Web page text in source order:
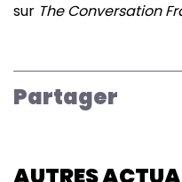
sur The Conversation
Partager